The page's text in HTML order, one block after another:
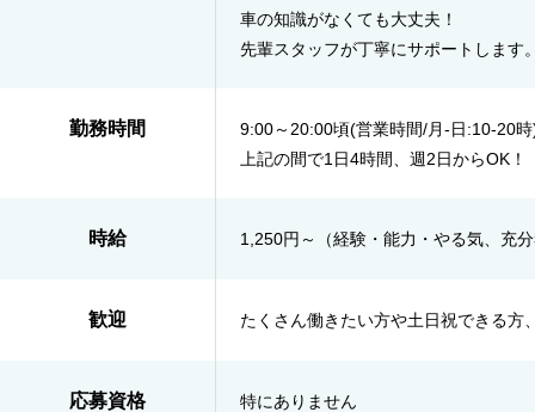
車の知識がなくても大丈夫！
先輩スタッフが丁寧にサポートします
勤務時間
9:00～20:00頃(営業時間/月-日:10-20
上記の間で1日4時間、週2日からOK！
時給 1,250円～（経験・能力・やる気、充
歓迎 たくさん働きたい方や土日祝できる方
応募資格 特にありません